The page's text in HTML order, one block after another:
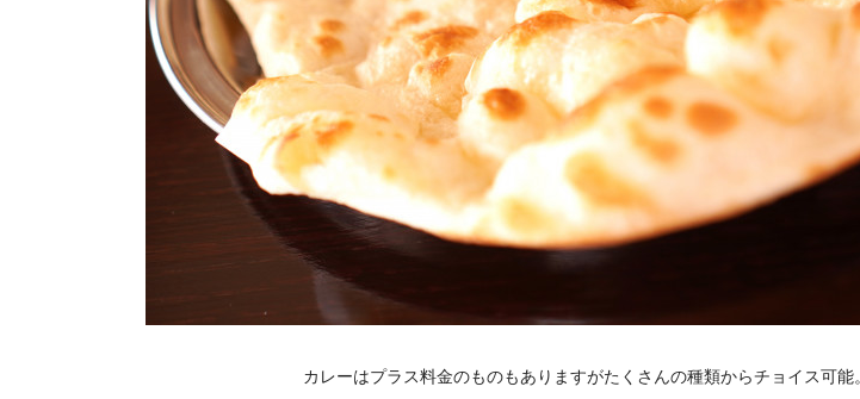
カレーはプラス料金のものもありますがたくさんの種類からチョイス可能。